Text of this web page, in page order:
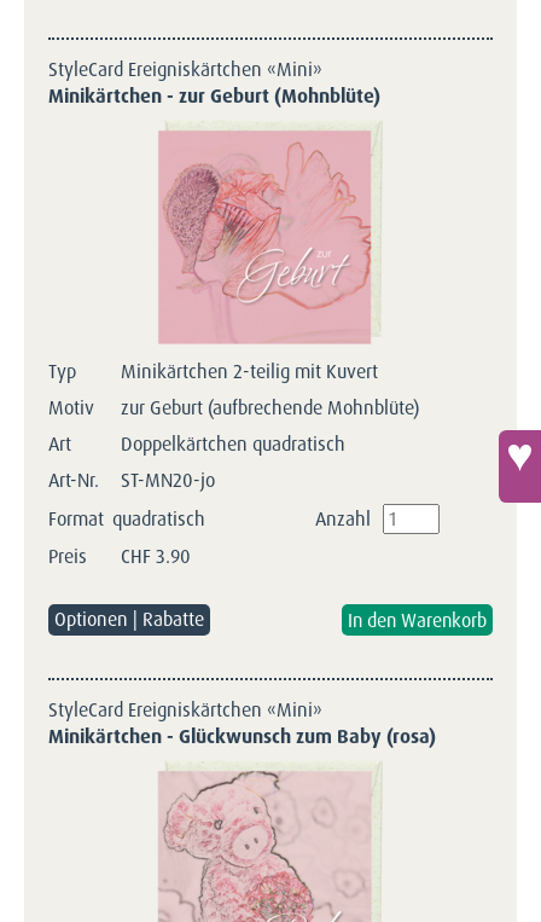
StyleCard Ereigniskärtchen «Mini»
Minikärtchen - zur Geburt (Mohnblüte)
Typ
Minikärtchen 2-teilig mit Kuvert
Motiv
zur Geburt (aufbrechende Mohnblüte)
Art
Doppelkärtchen quadratisch
Art-Nr.
ST-MN20-jo
Format quadratisch
Anzahl
Preis
CHF3.90
Optionen | Rabatte
StyleCard Ereigniskärtchen «Mini»
Minikärtchen - Glückwunsch zum Baby (rosa)